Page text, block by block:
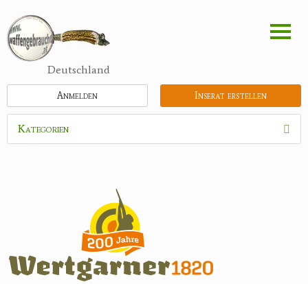
zum
Inhalt
Deutschland
Inserat erstellen
Anmelden
Kategorien
Zubehör